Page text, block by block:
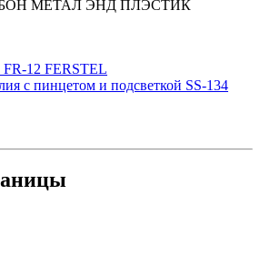
БОН МЕТАЛ ЭНД ПЛЭСТИК
FR-12 FERSTEL
с пинцетом и подсветкой SS-134